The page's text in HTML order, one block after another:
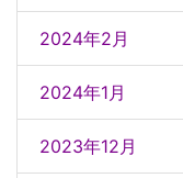
2024年2月
2024年1月
2023年12月